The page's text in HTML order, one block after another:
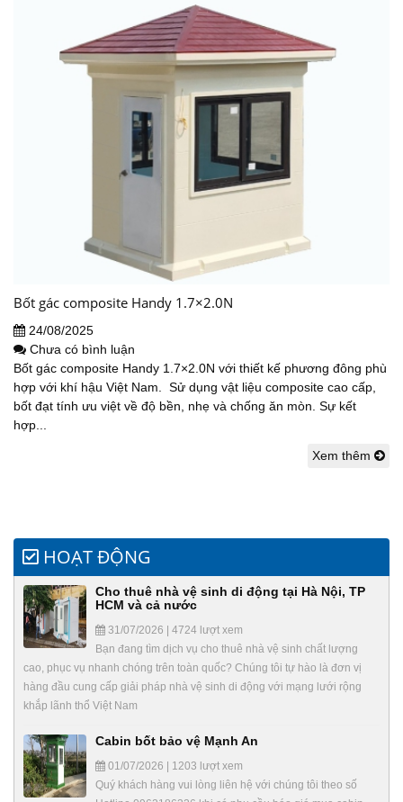
Bốt gác composite Handy 1.7×2.0N
24/08/2025
Chưa có bình luận
Bốt gác composite Handy 1.7×2.0N với thiết kế phương đông phù
hợp với khí hậu Việt Nam. Sử dụng vật liệu composite cao cấp,
bốt đạt tính ưu việt về độ bền, nhẹ và chống ăn mòn. Sự kết
hợp...
Xem thêm
HOẠT ĐỘNG
Cho thuê nhà vệ sinh di động tại Hà Nội, TP
HCM và cả nước
31/07/2026 | 4724 lượt xem
Bạn đang tìm dịch vụ cho thuê nhà vệ sinh chất lượng
cao, phục vụ nhanh chóng trên toàn quốc? Chúng tôi tự hào là đơn vị
hàng đầu cung cấp giải pháp nhà vệ sinh di động với mạng lưới rộng
khắp lãnh thổ Việt Nam
Cabin bốt bảo vệ Mạnh An
01/07/2026 | 1203 lượt xem
Quý khách hàng vui lòng liên hệ với chúng tôi theo số